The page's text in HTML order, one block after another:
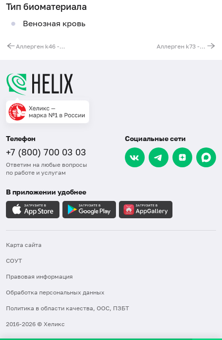
Тип биоматериала
Венозная кровь
Аллерген k46 - кобальт, IgE Аллерген k73 - акрил, IgE, ИФА
Телефон
+7 (800) 700 03 03
Ответим на любые вопросы
по работе и услугам
Социальные сети
В приложении удобнее
Карта сайта
СОУТ
Правовая информация
Обработка персональных данных
Политика в области качества, ООС, ПЗБТ
2016-2026 © Хеликс